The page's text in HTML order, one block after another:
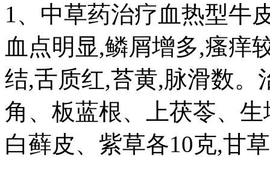
1、中草药治疗血热型牛
血点明显,鳞屑增多,瘙痒
结,舌质红,苔黄,脉滑数。
角、板蓝根、上茯苓、
白藓皮、紫草各10克,甘